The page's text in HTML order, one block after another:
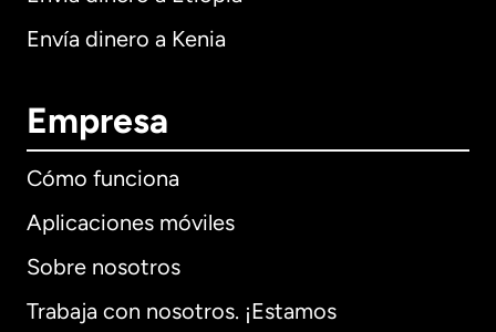
Envía dinero a Kenia
Empresa
Cómo funciona
Aplicaciones móviles
Sobre nosotros
Trabaja con nosotros. ¡Estamos